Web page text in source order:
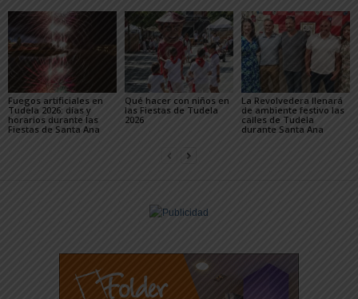
Fuegos artificiales en
Tudela 2026: días y
horarios durante las
Fiestas de Santa Ana
Qué hacer con niños en
las Fiestas de Tudela
2026
La Revolvedera llenará
de ambiente festivo las
calles de Tudela
durante Santa Ana